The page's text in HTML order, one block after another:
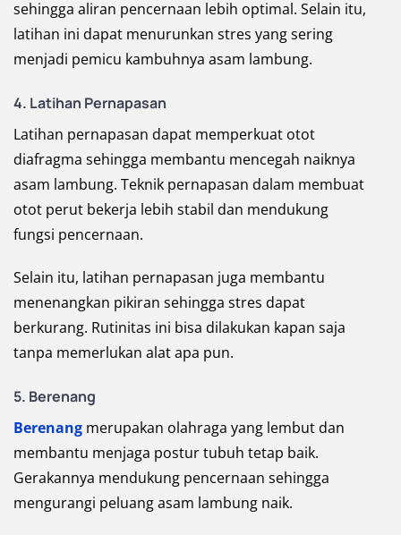
sehingga aliran pencernaan lebih optimal. Selain itu,
latihan ini dapat menurunkan stres yang sering
menjadi pemicu kambuhnya asam lambung.
4. Latihan Pernapasan
Latihan pernapasan dapat memperkuat otot
diafragma sehingga membantu mencegah naiknya
asam lambung. Teknik pernapasan dalam membuat
otot perut bekerja lebih stabil dan mendukung
fungsi pencernaan.
Selain itu, latihan pernapasan juga membantu
menenangkan pikiran sehingga stres dapat
berkurang. Rutinitas ini bisa dilakukan kapan saja
tanpa memerlukan alat apa pun.
5. Berenang
Berenang merupakan olahraga yang lembut dan
membantu menjaga postur tubuh tetap baik.
Gerakannya mendukung pencernaan sehingga
mengurangi peluang asam lambung naik.